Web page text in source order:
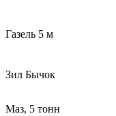
Газель 5 м
Зил Бычок
Маз, 5 тонн